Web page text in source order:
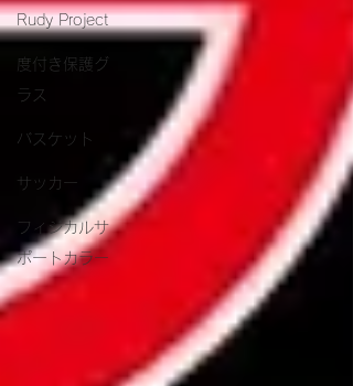
Rudy Project
度付き保護グ
ラス
バスケット
サッカー
フィジカルサ
ポートカラー